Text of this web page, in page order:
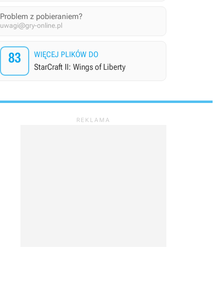
Problem z pobieraniem?
uwagi@gry-online.pl
83 WIĘCEJ PLIKÓW DO
StarCraft II: Wings of Liberty